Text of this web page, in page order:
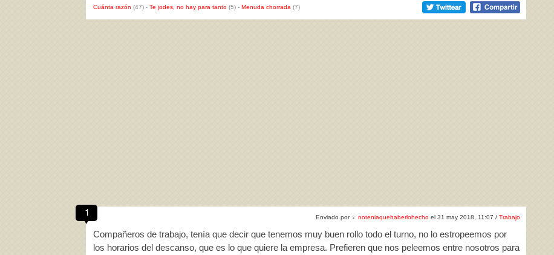
Cuánta razón (47) - Te jodes, no hay para tanto (5) - Menuda chorrada (7)
1 Enviado por ♀ noteniaquehaberlohecho el 31 may 2018, 11:07 / Trabajo
Compañeros de trabajo, tenía que decir que tenemos muy buen rollo todo el turno, no lo estropeemos por
los horarios del descanso, que es lo que quiere la empresa. Prefieren que nos peleemos entre nosotros para